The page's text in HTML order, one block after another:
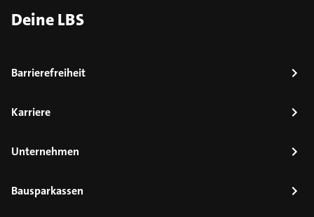
Deine LBS
Barrierefreiheit
Karriere
Unternehmen
Bausparkassen